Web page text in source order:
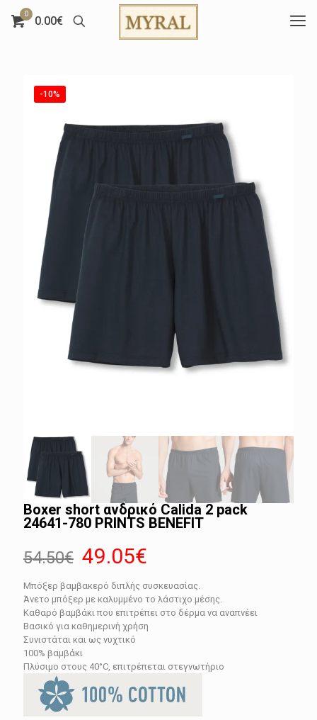
0
0.00€
-10%
Boxer short ανδρικό Calida 2 pack
24641-780 PRINTS BENEFIT
54.50€ Original
price
was:
54.50€.
49.05€
τρέχουσα
τιμή
είναι:
Μπόξερ βαμβακερό διπλής συσκευασίας.
Άνετο μπόξερ με καλυμμένο το λάστιχο μέσης.
Καθαρό βαμβάκι που επιτρέπει στο δέρμα να αναπνέει
Βασικό για καθημερινή χρήση
Συνιστάται και ως νυχτικό
100% βαμβάκι
Πλύσιμο στους 40°C, επιτρέπεται στεγνωτήριο